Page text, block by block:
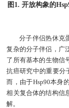
图1. 开放构象的
分子伴侣热休克
复杂的分子伴侣，广
了所有基本的生物信
抗癌研究中的重要分
而，由于Hsp90本身
相关复合体的结构信
解。